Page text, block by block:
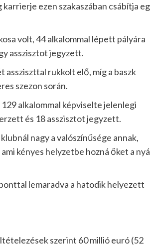
ezen szakaszában csábítja
volt, 44 alkalommal lépett pályára
asszisztot jegyzett.
assziszttal rukkolt elő, míg a baszk
szezon során.
alkalommal képviselte jelenlegi
és 18 asszisztot jegyzett.
nagy a valószínűsége annak,
kényes helyzetbe hozná őket a
lemaradva a hatodik helyezett
szerint 60 millió euró (52